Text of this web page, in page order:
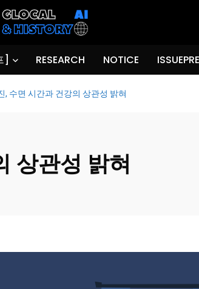
] RESEARCH NOTICE
, 수면 시간과 건강의 상관성 밝혀
상관성 밝혀